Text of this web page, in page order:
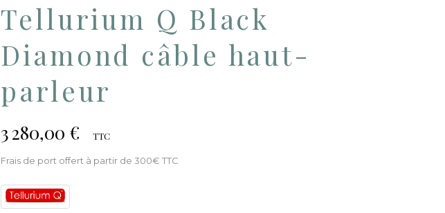
Tellurium Q Black
Diamond câble haut-
parleur
3 280,00 € TTC
Frais de port offert à partir de 300€ TTC